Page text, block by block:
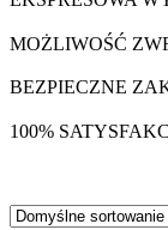
MOŻLIWOŚĆ
BEZPIECZNE
100%